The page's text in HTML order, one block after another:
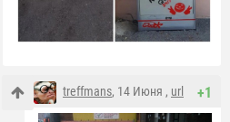
+1
treffmans, 14 Июня , url